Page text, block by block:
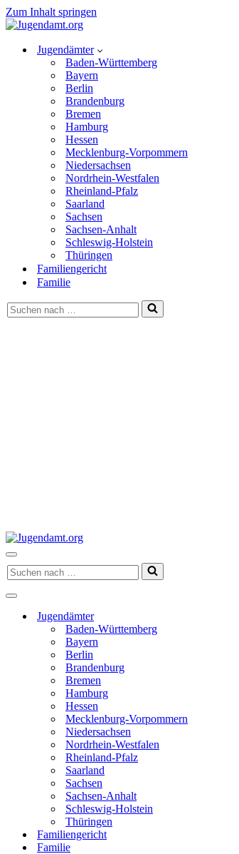
Zum Inhalt springen
Jugendämter
Baden-Württemberg
Bayern
Berlin
Brandenburg
Bremen
Hamburg
Hessen
Mecklenburg-Vorpommern
Niedersachsen
Nordrhein-Westfalen
Rheinland-Pfalz
Saarland
Sachsen
Sachsen-Anhalt
Schleswig-Holstein
Thüringen
Familiengericht
Familie
Suchen
nach …
Navigationsmenü
Suchen
nach …
Navigationsmenü
Jugendämter
Baden-Württemberg
Bayern
Berlin
Brandenburg
Bremen
Hamburg
Hessen
Mecklenburg-Vorpommern
Niedersachsen
Nordrhein-Westfalen
Rheinland-Pfalz
Saarland
Sachsen
Sachsen-Anhalt
Schleswig-Holstein
Thüringen
Familiengericht
Familie